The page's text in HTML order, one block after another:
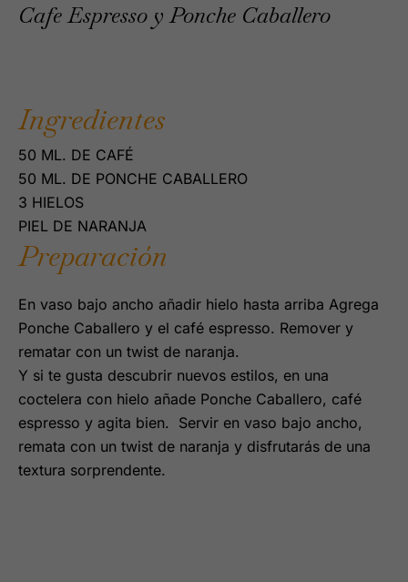
Cafe Espresso y Ponche Caballero
Ingredientes
50 ML. DE CAFÉ
50 ML. DE PONCHE CABALLERO
3 HIELOS
PIEL DE NARANJA
Preparación
En vaso bajo ancho añadir hielo hasta arriba Agrega
Ponche Caballero y el café espresso. Remover y
rematar con un twist de naranja.
Y si te gusta descubrir nuevos estilos, en una
coctelera con hielo añade Ponche Caballero, café
espresso y agita bien. Servir en vaso bajo ancho,
remata con un twist de naranja y disfrutarás de una
textura sorprendente.